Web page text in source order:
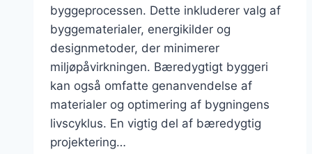
byggeprocessen. Dette inkluderer valg af
byggematerialer, energikilder og
designmetoder, der minimerer
miljøpåvirkningen. Bæredygtigt byggeri
kan også omfatte genanvendelse af
materialer og optimering af bygningens
livscyklus. En vigtig del af bæredygtig
projektering…